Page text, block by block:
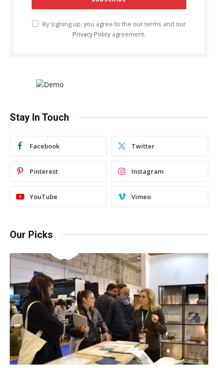
By signing up, you agree to the our terms and our
Privacy Policy agreement.
Stay In Touch
Facebook Twitter
Pinterest Instagram
YouTube Vimeo
Our Picks